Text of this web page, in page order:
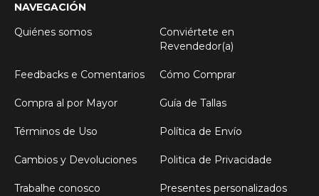
NAVEGACIÓN
Quiénes somos
Conviértete en
Revendedor(a)
Feedbacks e Comentarios Cómo Comprar
Compra al por Mayor Guía de Tallas
Términos de Uso Política de Envío
Cambios y Devoluciones Politica de Privacidade
Trabalhe conosco Presentes personalizados